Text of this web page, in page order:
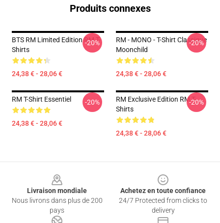
Produits connexes
BTS RM Limited Edition RM T-
Shirts
24,38 € - 28,06 €
-20%
RM - MONO - T-Shirt Classique
Moonchild
24,38 € - 28,06 €
-20%
RM T-Shirt Essentiel
24,38 € - 28,06 €
-20%
RM Exclusive Edition RM T-
Shirts
24,38 € - 28,06 €
-20%
Livraison mondiale
Nous livrons dans plus de 200
pays
Achetez en toute confiance
24/7 Protected from clicks to
delivery